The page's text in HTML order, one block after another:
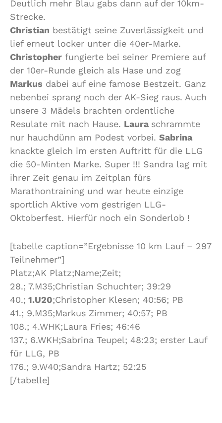
Deutlich mehr Blau gabs dann auf der 10km-
Strecke.
Christian bestätigt seine Zuverlässigkeit und
lief erneut locker unter die 40er-Marke.
Christopher fungierte bei seiner Premiere auf
der 10er-Runde gleich als Hase und zog
Markus dabei auf eine famose Bestzeit. Ganz
nebenbei sprang noch der AK-Sieg raus. Auch
unsere 3 Mädels brachten ordentliche
Resulate mit nach Hause. Laura schrammte
nur hauchdünn am Podest vorbei. Sabrina
knackte gleich im ersten Auftritt für die LLG
die 50-Minten Marke. Super !!! Sandra lag mit
ihrer Zeit genau im Zeitplan fürs
Marathontraining und war heute einzige
sportlich Aktive vom gestrigen LLG-
Oktoberfest. Hierfür noch ein Sonderlob !
[tabelle caption=”Ergebnisse 10 km Lauf – 297
Teilnehmer”]
Platz;AK Platz;Name;Zeit;
28.; 7.M35;Christian Schuchter; 39:29
40.; 1.U20;Christopher Klesen; 40:56; PB
41.; 9.M35;Markus Zimmer; 40:57; PB
108.; 4.WHK;Laura Fries; 46:46
137.; 6.WKH;Sabrina Teupel; 48:23; erster Lauf
für LLG, PB
176.; 9.W40;Sandra Hartz; 52:25
[/tabelle]